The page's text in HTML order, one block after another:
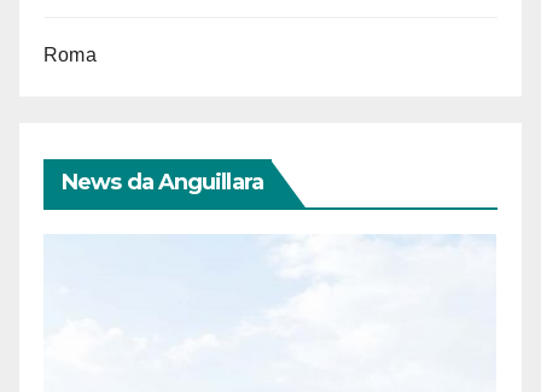
Roma
News da Anguillara